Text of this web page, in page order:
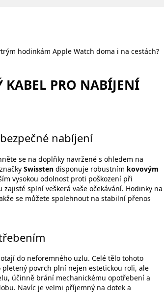
hodinkám Apple Watch doma i na cestách?
KABEL PRO NABÍJENÍ
nabíjení
se na doplňky navržené s ohledem na
Swissten disponuje robustním kovovým
vysokou odolnost proti poškození při
splní veškerá vaše očekávání. Hodinky na
se můžete spolehnout na stabilní přenos
do neforemného uzlu. Celé tělo tohoto
pletený povrch plní nejen estetickou roli, ale
účinně brání mechanickému opotřebení a
Navíc je velmi příjemný na dotek a